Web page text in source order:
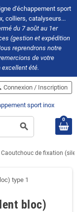
d'échappement sport
colliers, catalyseurs...
du 7 août au 1er
(gestion et expédition
reprendrons notre
de votre
été.
search
Connexion / Inscription
0
Caoutchouc de fixation
bloc)